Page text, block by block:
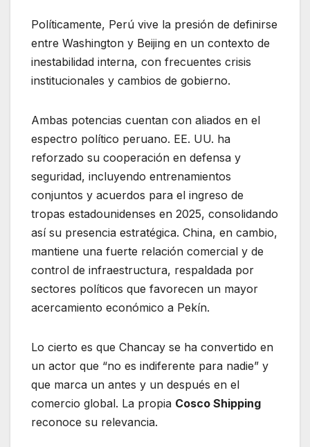
Políticamente, Perú vive la presión de definirse
entre Washington y Beijing en un contexto de
inestabilidad interna, con frecuentes crisis
institucionales y cambios de gobierno.
Ambas potencias cuentan con aliados en el
espectro político peruano. EE. UU. ha
reforzado su cooperación en defensa y
seguridad, incluyendo entrenamientos
conjuntos y acuerdos para el ingreso de
tropas estadounidenses en 2025, consolidando
así su presencia estratégica. China, en cambio,
mantiene una fuerte relación comercial y de
control de infraestructura, respaldada por
sectores políticos que favorecen un mayor
acercamiento económico a Pekín.
Lo cierto es que Chancay se ha convertido en
un actor que “no es indiferente para nadie” y
que marca un antes y un después en el
comercio global. La propia Cosco Shipping
reconoce su relevancia.